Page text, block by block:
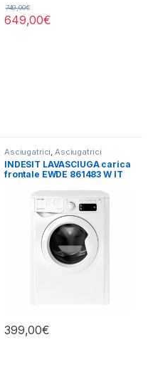
649,00€
749,00€
Asciugatrici Asciugatrici
Standard,Carico Frontale
Indesit, Lavasciuga,Lavatrici,
Libera Installazione, Libera
INDESIT LAVASCIUGA carica
frontale EWDE 861483 W IT
399,00€